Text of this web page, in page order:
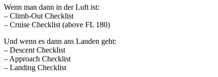
Wenn man dann in der Luft ist:
– Climb-Out Checklist
– Cruise Checklist (above FL 180)
Und wenn es dann ans Landen geht:
– Descent Checklist
– Approach Checklist
– Landing Checklist